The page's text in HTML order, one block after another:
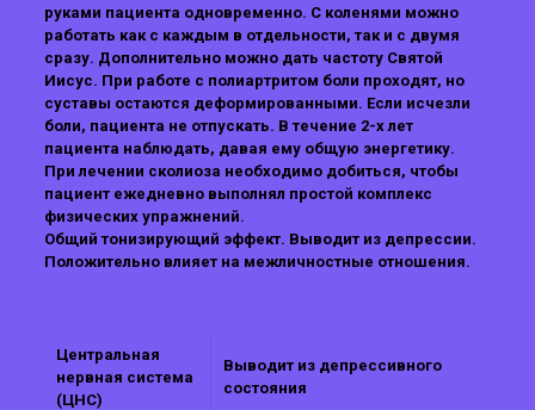
руками пациента одновременно. С коленями можно
работать как с каждым в отдельности, так и с двумя
сразу. Дополнительно можно дать частоту Святой
Иисус. При работе с полиартритом боли проходят, но
суставы остаются деформированными. Если исчезли
боли, пациента не отпускать. В течение 2-х лет
пациента наблюдать, давая ему общую энергетику.
При лечении сколиоза необходимо добиться, чтобы
пациент ежедневно выполнял простой комплекс
физических упражнений.
Общий тонизирующий эффект. Выводит из депрессии.
Положительно влияет на межличностные отношения.
Центральная
нервная система
(ЦНС)
Выводит из депрессивного
состояния